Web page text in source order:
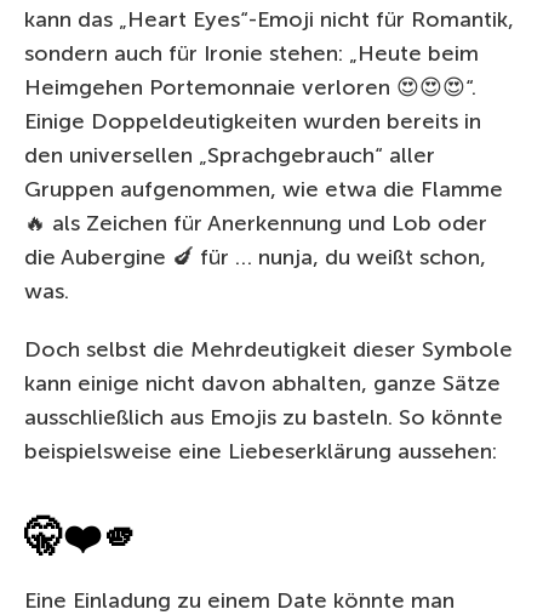
kann das „Heart Eyes“-Emoji nicht für Romantik,
sondern auch für Ironie stehen: „Heute beim
Heimgehen Portemonnaie verloren 😍😍😍“.
Einige Doppeldeutigkeiten wurden bereits in
den universellen „Sprachgebrauch“ aller
Gruppen aufgenommen, wie etwa die Flamme
🔥 als Zeichen für Anerkennung und Lob oder
die Aubergine 🍆 für … nunja, du weißt schon,
was.
Doch selbst die Mehrdeutigkeit dieser Symbole
kann einige nicht davon abhalten, ganze Sätze
ausschließlich aus Emojis zu basteln. So könnte
beispielsweise eine Liebeserklärung aussehen:
🤫❤️🫵
Eine Einladung zu einem Date könnte man